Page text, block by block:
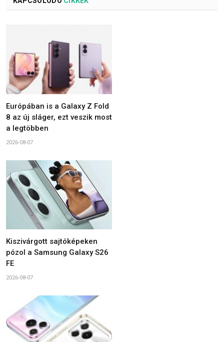
Európában is a Galaxy Z Fold
8 az új sláger, ezt veszik most
a legtöbben
2026-08-07
Kiszivárgott sajtóképeken
pózol a Samsung Galaxy S26
FE
2026-08-07